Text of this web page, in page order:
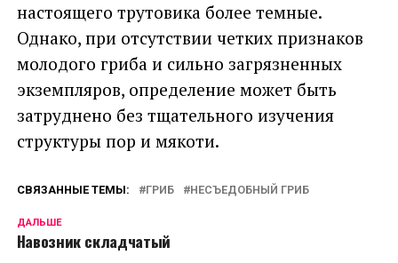
настоящего трутовика более темные.
Однако, при отсутствии четких признаков
молодого гриба и сильно загрязненных
экземпляров, определение может быть
затруднено без тщательного изучения
структуры пор и мякоти.
СВЯЗАННЫЕ ТЕМЫ: ГРИБ НЕСЪЕДОБНЫЙ ГРИБ
ДАЛЬШЕ
Навозник складчатый